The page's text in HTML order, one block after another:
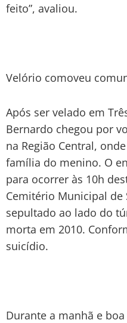
feito”, avaliou.
Velório comoveu
Após ser velado em
Bernardo chegou por
na Região Central,
família do menino. O
para ocorrer às 10h
Cemitério Municipal de
sepultado ao lado do
morta em 2010.
suicídio.
Durante a manhã e